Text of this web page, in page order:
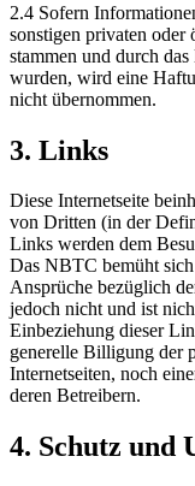
2.4 Sofern
sonstigen privaten
stammen und durch
wurden, wird eine
nicht übernommen.
3. Links
Diese Internetseite
von Dritten (in der
Links werden dem
Das NBTC bemüht
Ansprüche bezüglich
jedoch nicht und ist
Einbeziehung dieser
generelle Billigung der
Internetseiten, noch
deren Betreibern.
4. Schutz und